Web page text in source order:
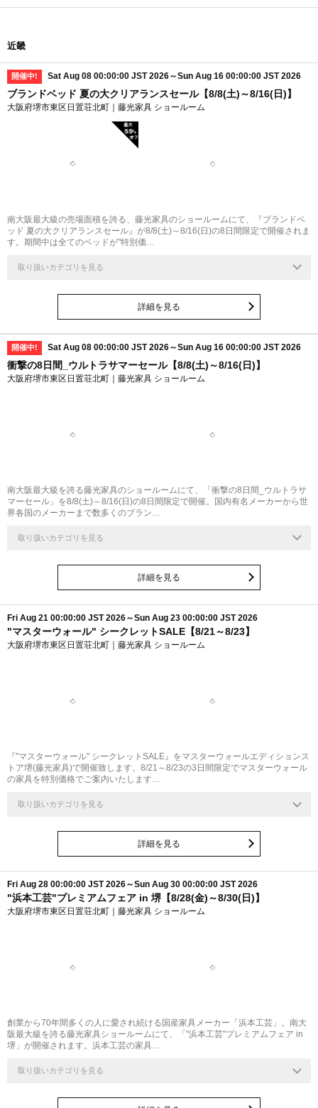
近畿
開催中! Sat Aug 08 00:00:00 JST 2026～Sun Aug 16 00:00:00 JST 2026
ブランドベッド 夏の大クリアランスセール【8/8(土)～8/16(日)】
大阪府堺市東区日置荘北町｜藤光家具 ショールーム
最大
55%
南大阪最大級の売場面積を誇る、藤光家具のショールームにて、『ブランドベ
ッド 夏の大クリアランスセール』が8/8(土)～8/16(日)の8日間限定で開催されま
す。期間中は全てのベッドが"特別価…
取り扱いカテゴリを見る
詳細を見る
開催中! Sat Aug 08 00:00:00 JST 2026～Sun Aug 16 00:00:00 JST 2026
衝撃の8日間_ウルトラサマーセール【8/8(土)～8/16(日)】
大阪府堺市東区日置荘北町｜藤光家具 ショールーム
南大阪最大級を誇る藤光家具のショールームにて、「衝撃の8日間_ウルトラサ
マーセール」を8/8(土)～8/16(日)の8日間限定で開催。国内有名メーカーから世
界各国のメーカーまで数多くのブラン…
取り扱いカテゴリを見る
詳細を見る
Fri Aug 21 00:00:00 JST 2026～Sun Aug 23 00:00:00 JST 2026
"マスターウォール" シークレットSALE【8/21～8/23】
大阪府堺市東区日置荘北町｜藤光家具 ショールーム
『"マスターウォール" シークレットSALE』をマスターウォールエディションス
トア堺(藤光家具)で開催致します。8/21～8/23の3日間限定でマスターウォール
の家具を特別価格でご案内いたします…
取り扱いカテゴリを見る
詳細を見る
Fri Aug 28 00:00:00 JST 2026～Sun Aug 30 00:00:00 JST 2026
"浜本工芸"プレミアムフェア in 堺【8/28(金)～8/30(日)】
大阪府堺市東区日置荘北町｜藤光家具 ショールーム
創業から70年間多くの人に愛され続ける国産家具メーカー「浜本工芸」。南大
阪最大級を誇る藤光家具ショールームにて、「"浜本工芸"プレミアムフェア in
堺」が開催されます。浜本工芸の家具…
取り扱いカテゴリを見る